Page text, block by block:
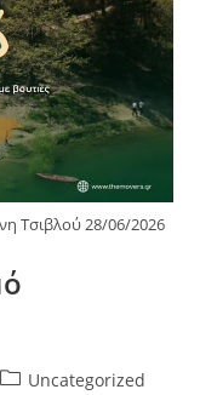
Τσιβλού 28/06/2026
Uncategorized